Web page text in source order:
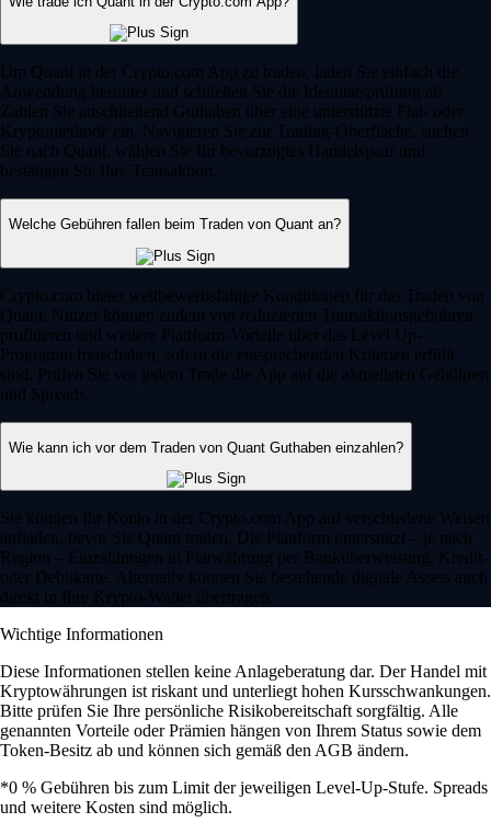
Um Quant in der Crypto.com App zu traden, laden Sie einfach die
Anwendung herunter und schließen Sie die Identitätsprüfung ab.
Zahlen Sie anschließend Guthaben über eine unterstützte Fiat- oder
Kryptomethode ein. Navigieren Sie zur Trading-Oberfläche, suchen
Sie nach Quant, wählen Sie Ihr bevorzugtes Handelspaar und
bestätigen Sie Ihre Transaktion.
Welche Gebühren fallen beim Traden von Quant an?
Crypto.com bietet wettbewerbsfähige Konditionen für das Traden von
Quant. Nutzer können zudem von reduzierten Transaktionsgebühren
profitieren und weitere Plattform-Vorteile über das Level Up-
Programm freischalten, sofern die entsprechenden Kriterien erfüllt
sind. Prüfen Sie vor jedem Trade die App auf die aktuellsten Gebühren
und Spreads.
Wie kann ich vor dem Traden von Quant Guthaben einzahlen?
Sie können Ihr Konto in der Crypto.com App auf verschiedene Weisen
aufladen, bevor Sie Quant traden. Die Plattform unterstützt – je nach
Region – Einzahlungen in Fiatwährung per Banküberweisung, Kredit-
oder Debitkarte. Alternativ können Sie bestehende digitale Assets auch
direkt in Ihre Krypto-Wallet übertragen.
Wichtige Informationen
Diese Informationen stellen keine Anlageberatung dar. Der Handel mit
Kryptowährungen ist riskant und unterliegt hohen Kursschwankungen.
Bitte prüfen Sie Ihre persönliche Risikobereitschaft sorgfältig. Alle
genannten Vorteile oder Prämien hängen von Ihrem Status sowie dem
Token-Besitz ab und können sich gemäß den AGB ändern.
*0 % Gebühren bis zum Limit der jeweiligen Level-Up-Stufe. Spreads
und weitere Kosten sind möglich.